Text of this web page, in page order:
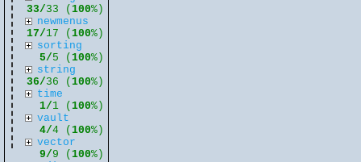
33/33 (100%)
newmenus
17/17 (100%)
sorting
5/5 (100%)
string
36/36 (100%)
time
1/1 (100%)
vault
4/4 (100%)
vector
9/9 (100%)